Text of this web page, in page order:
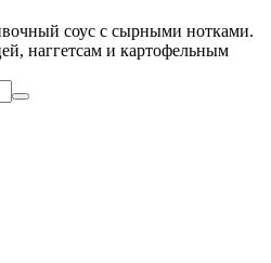
соус с сырными нотками.
наггетсам и картофельным